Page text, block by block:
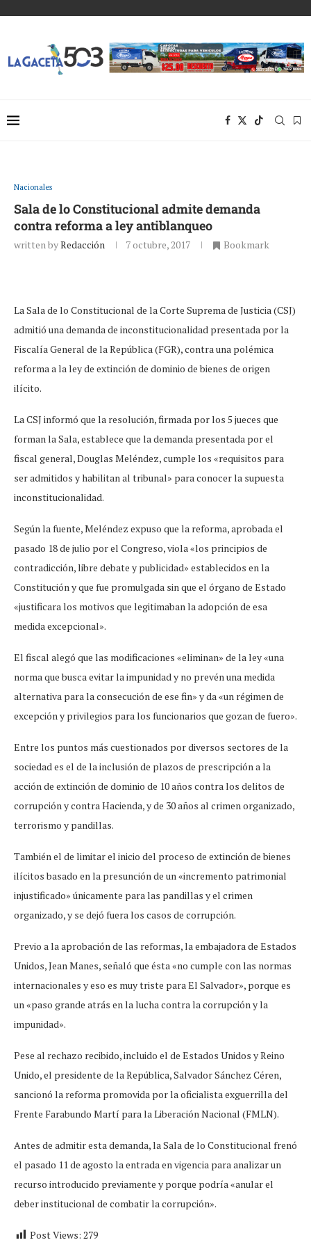
Nacionales
Sala de lo Constitucional admite demanda
contra reforma a ley antiblanqueo
written byRedacción 7 octubre, 2017 Bookmark
La Sala de lo Constitucional de la Corte Suprema de Justicia (CSJ)
admitió una demanda de inconstitucionalidad presentada por la
Fiscalía General de la República (FGR), contra una polémica
reforma a la ley de extinción de dominio de bienes de origen
ilícito.
La CSJ informó que la resolución, firmada por los 5 jueces que
forman la Sala, establece que la demanda presentada por el
fiscal general, Douglas Meléndez, cumple los «requisitos para
ser admitidos y habilitan al tribunal» para conocer la supuesta
inconstitucionalidad.
Según la fuente, Meléndez expuso que la reforma, aprobada el
pasado 18 de julio por el Congreso, viola «los principios de
contradicción, libre debate y publicidad» establecidos en la
Constitución y que fue promulgada sin que el órgano de Estado
«justificara los motivos que legitimaban la adopción de esa
medida excepcional».
El fiscal alegó que las modificaciones «eliminan» de la ley «una
norma que busca evitar la impunidad y no prevén una medida
alternativa para la consecución de ese fin» y da «un régimen de
excepción y privilegios para los funcionarios que gozan de fuero».
Entre los puntos más cuestionados por diversos sectores de la
sociedad es el de la inclusión de plazos de prescripción a la
acción de extinción de dominio de 10 años contra los delitos de
corrupción y contra Hacienda, y de 30 años al crimen organizado,
terrorismo y pandillas.
También el de limitar el inicio del proceso de extinción de bienes
ilícitos basado en la presunción de un «incremento patrimonial
injustificado» únicamente para las pandillas y el crimen
organizado, y se dejó fuera los casos de corrupción.
Previo a la aprobación de las reformas, la embajadora de Estados
Unidos, Jean Manes, señaló que ésta «no cumple con las normas
internacionales y eso es muy triste para El Salvador», porque es
un «paso grande atrás en la lucha contra la corrupción y la
impunidad».
Pese al rechazo recibido, incluido el de Estados Unidos y Reino
Unido, el presidente de la República, Salvador Sánchez Céren,
sancionó la reforma promovida por la oficialista exguerrilla del
Frente Farabundo Martí para la Liberación Nacional (FMLN).
Antes de admitir esta demanda, la Sala de lo Constitucional frenó
el pasado 11 de agosto la entrada en vigencia para analizar un
recurso introducido previamente y porque podría «anular el
deber institucional de combatir la corrupción».
Post Views: 279